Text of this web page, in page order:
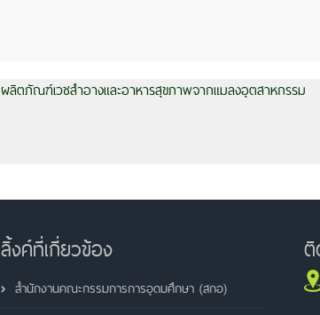
ผลิตภัณฑ์เวชสำอางและอาหารสุขภาพจากแมลงอุตสาหกรรม
ลิ้งค์ที่เกี่ยวข้อง
สำนักงานคณะกรรมการการอุดมศึกษา (สกอ)